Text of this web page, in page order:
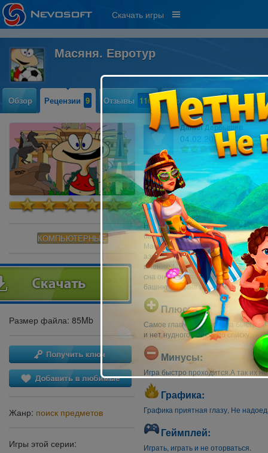
Скачать игры
Масяня. Евротур
Обзор Рецензии 9 Отзывы 116 Прохождение 5
КОМПЬЮТЕРНЫЕ
Размер файла: 85Mb
Жанр: поиск предметов
Игры этой серии:
Данил Дербышев
04.02.2012 08:35
3
Новые приключения Масяни и
Новая игра про неугомонную
закончилась тем что друг Масяни
Но тут звонок... звонят (по мнению
бандитов)алмазы. Но трудно
Масяни. И Хрюндель, Лохматый и
аэропорте их поджидали бандиты.
мнению Масяни - Шершавина). И
сна он берёт парашют и
башню. Масяня и Лохматый
Плюсы:
Самое главное: Подсказка быстро
и нет нудного поиска по списку.
Минусы:
Игра быстро проходится.А так их
Графика:
Графика приятная глазу, Не
Геймплей:
Играть, играть и не оторваться.